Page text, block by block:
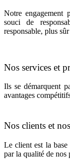
Notre engagement
souci de
responsable, plus
Nos services et
Ils se démarquent
avantages
Nos clients et
Le client est la
par la qualité de nos